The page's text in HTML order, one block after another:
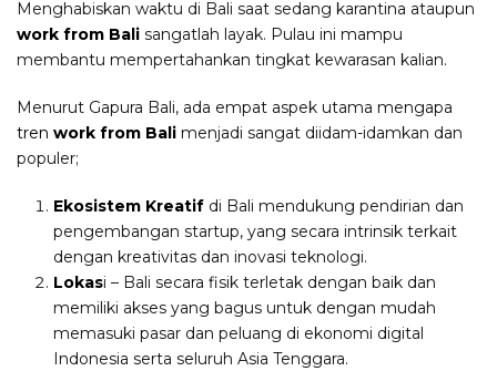
Menghabiskan waktu di Bali saat sedang karantina ataupun
work from Bali sangatlah layak. Pulau ini mampu
membantu mempertahankan tingkat kewarasan kalian.
Menurut Gapura Bali, ada empat aspek utama mengapa
tren work from Bali menjadi sangat diidam-idamkan dan
populer;
Ekosistem Kreatifdi Bali mendukung pendirian dan
pengembangan startup, yang secara intrinsik terkait
dengan kreativitas dan inovasi teknologi.
Lokasi – Bali secara fisik terletak dengan baik dan
memiliki akses yang bagus untuk dengan mudah
memasuki pasar dan peluang di ekonomi digital
Indonesia serta seluruh Asia Tenggara.